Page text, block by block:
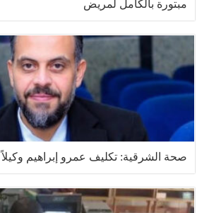
مبتورة بالكامل لمريض
صحة الشرقية: تكليف عمرو إبراهيم وكيلاً